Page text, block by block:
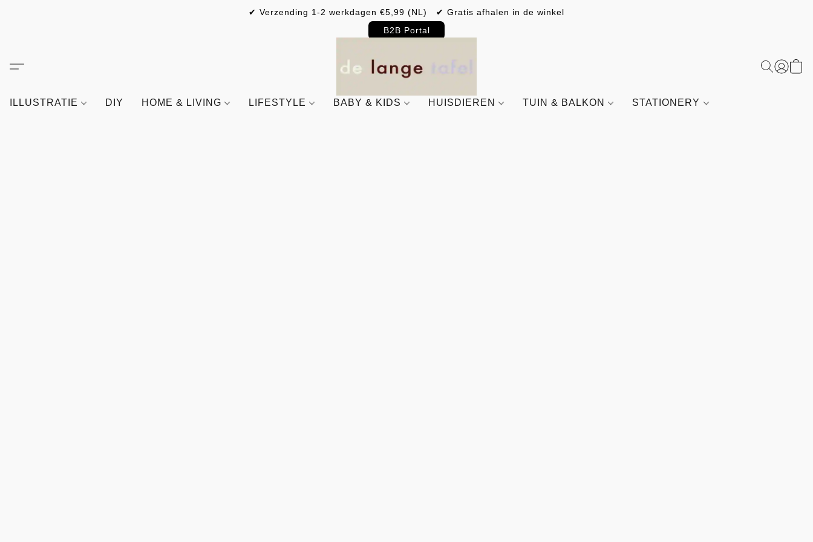
✔ Verzending 1-2 werkdagen €5,99 (NL) ✔ Gratis afhalen in de winkel
B2B Portal
ILLUSTRATIE DIY HOME & LIVING LIFESTYLE BABY & KIDS HUISDIEREN TUIN & BALKON STATIONERY